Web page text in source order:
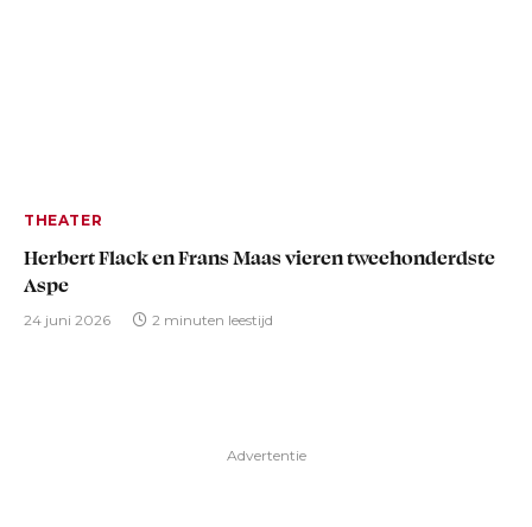
THEATER
Herbert Flack en Frans Maas vieren tweehonderdste
Aspe
24 juni 2026 2 minuten leestijd
Advertentie